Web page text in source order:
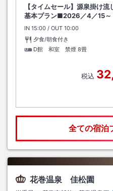
【タイムセール】源泉掛け
基本プラン■2026／4／15
IN チェックイン
15:00 / OUT チェックアウト
10:00
夕食/朝食付き
D館 和室 禁煙 8畳
税込
全ての宿泊
花巻温泉 佳松園